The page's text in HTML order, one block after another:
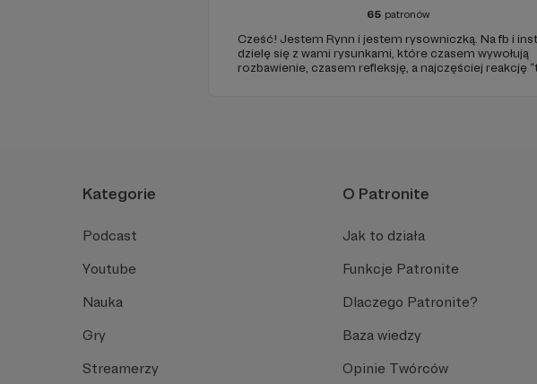
65 patronów
Cześć! Jestem Rynn i jestem rysowniczką. Na fb i
dzielę się z wami rysunkami, które czasem wywołują
rozbawienie, czasem refleksję, a najczęściej reakcję
Kategorie
Podcast
Youtube
Nauka
Gry
Streamerzy
O Patronite
Jak to działa
Funkcje Patronite
Dlaczego Patronite?
Baza wiedzy
Opinie Twórców